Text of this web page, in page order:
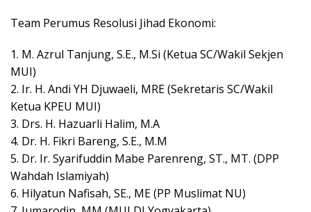
Team Perumus Resolusi Jihad Ekonomi:
1. M. Azrul Tanjung, S.E., M.Si (Ketua SC/Wakil Sekjen
MUI)
2. Ir. H. Andi YH Djuwaeli, MRE (Sekretaris SC/Wakil
Ketua KPEU MUI)
3. Drs. H. Hazuarli Halim, M.A
4. Dr. H. Fikri Bareng, S.E., M.M
5. Dr. Ir. Syarifuddin Mabe Parenreng, ST., MT. (DPP
Wahdah Islamiyah)
6. Hilyatun Nafisah, SE., ME (PP Muslimat NU)